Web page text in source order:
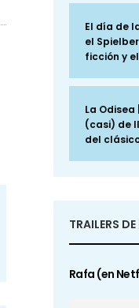
El día de
el
ficción y
La
(casi) de
del
TRAILERS
Rafa (en